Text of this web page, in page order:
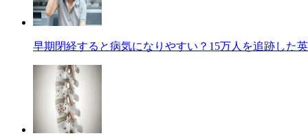
早期閉経すると病気になりやすい？15万人を追跡した